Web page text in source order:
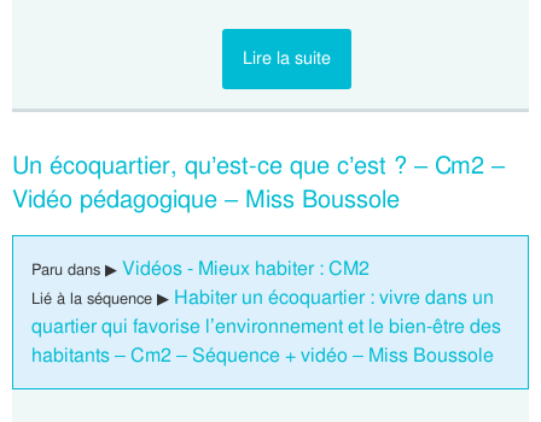
Lire la suite
Un écoquartier, qu’est-ce que c’est ? – Cm2 –
Vidéo pédagogique – Miss Boussole
Paru dans ▶ Vidéos - Mieux habiter : CM2
Lié à la séquence ▶ Habiter un écoquartier : vivre dans un
quartier qui favorise l’environnement et le bien-être des
habitants – Cm2 – Séquence + vidéo – Miss Boussole